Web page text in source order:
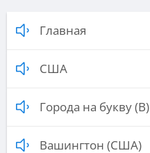
Главная
США
Города на букву (В)
Вашингтон (США)